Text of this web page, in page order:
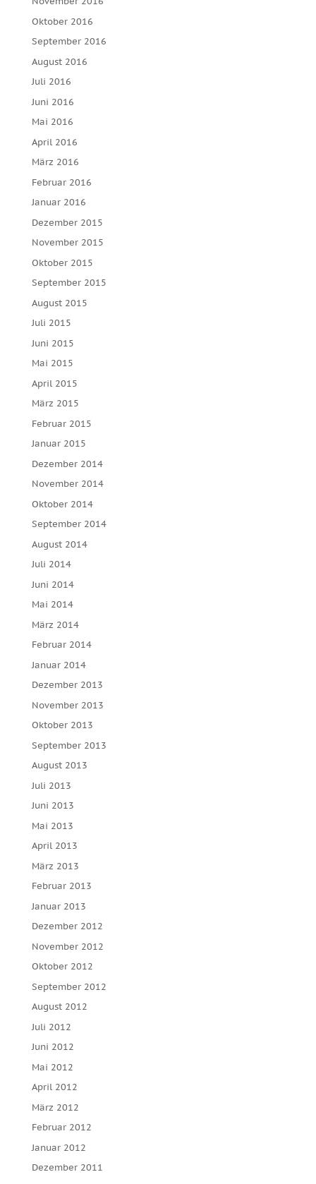
Oktober 2016
September 2016
August 2016
Juli 2016
Juni 2016
Mai 2016
April 2016
März 2016
Februar 2016
Januar 2016
Dezember 2015
November 2015
Oktober 2015
September 2015
August 2015
Juli 2015
Juni 2015
Mai 2015
April 2015
März 2015
Februar 2015
Januar 2015
Dezember 2014
November 2014
Oktober 2014
September 2014
August 2014
Juli 2014
Juni 2014
Mai 2014
März 2014
Februar 2014
Januar 2014
Dezember 2013
November 2013
Oktober 2013
September 2013
August 2013
Juli 2013
Juni 2013
Mai 2013
April 2013
März 2013
Februar 2013
Januar 2013
Dezember 2012
November 2012
Oktober 2012
September 2012
August 2012
Juli 2012
Juni 2012
Mai 2012
April 2012
März 2012
Februar 2012
Januar 2012
Dezember 2011